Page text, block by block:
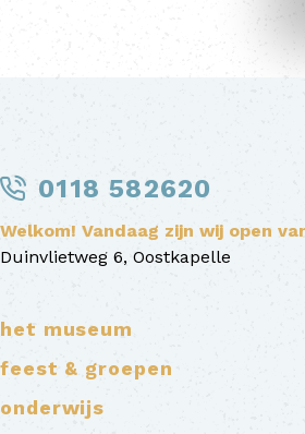
0118 582620
Welkom! Vandaag zijn wij open
Duinvlietweg 6, Oostkapelle
het museum
feest & groepen
onderwijs